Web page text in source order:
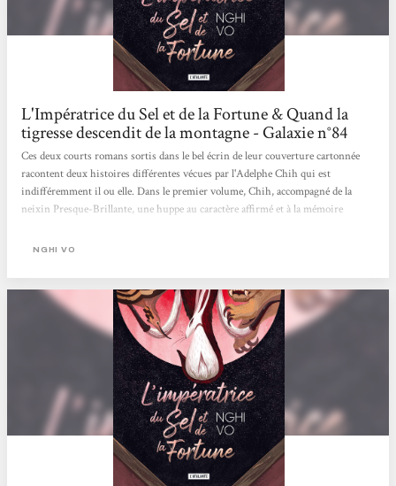
L'Impératrice du Sel et de la Fortune & Quand la
tigresse descendit de la montagne - Galaxie n°84
Ces deux courts romans sortis dans le bel écrin de leur couverture cartonnée
racontent deux histoires différentes vécues par l'Adelphe Chih qui est
indifféremment il ou elle. Dans le premier volume, Chih, accompagné de la
neixin Presque-Brillante, une huppe au caractère affirmé et à la mémoire
Écarlate, dont les protections viennent d'être neutralisées, ce qui le rend de
sous le surnom de Lapin et semble très...
NGHI VO